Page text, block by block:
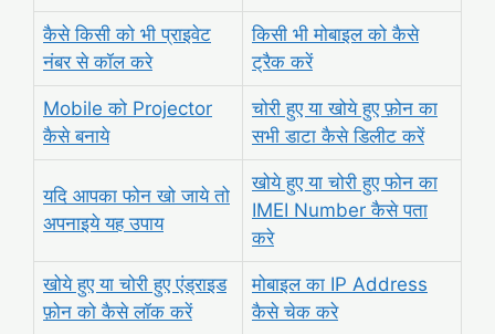
कैसे किसी को भी प्राइवेट
नंबर से कॉल करे
किसी भी मोबाइल को कैसे
ट्रैक करें
Mobile को Projector
कैसे बनाये
चोरी हुए या खोये हुए फ़ोन का
सभी डाटा कैसे डिलीट करें
यदि आपका फोन खो जाये तो
अपनाइये यह उपाय
खोये हुए या चोरी हुए फोन का
IMEI Number कैसे पता
करे
खोये हुए या चोरी हुए एंड्राइड
फ़ोन को कैसे लॉक करें
मोबाइल का IP Address
कैसे चेक करे